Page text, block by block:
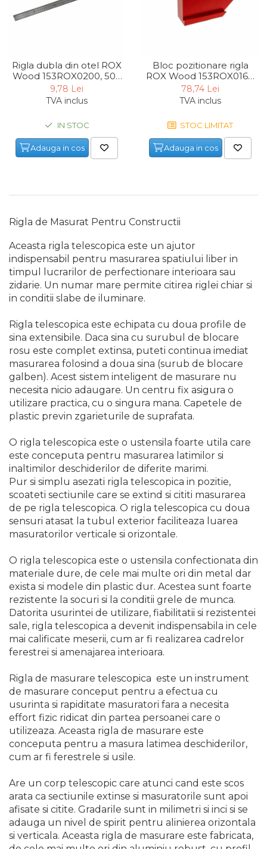
Chingi Auto & Coarde
Scule pentru coloana de
esapament
Surubelnite
Scule Tamplarie
Baroase
Set Biti
Adaptoare Pentru Biti
Indoit Tevi
Ciocane Profesionale
Clesti
Scule Electrician
Subler
Topoare & Toporisti
Sarpe Desfundat Tevi
Ruleta de Masurat
Amortizoare Hidraulice
Dalta si dornuri
Rigla de Masurat Pentru
Constructii
Scule Unelte Accesorii
Roata de Masurat
Lacate & Incuietori
Scripete Manual
Banc de lucru – tamplarie
Transpalet / carucior
transport marfa
Perie de Sarma
Capsator Manual
Poansoane Cifre & Litere
Adaptor Unghiular
Bormasina
Nicovala fierarie
Scari
Echipamente de Lucru &
Protectia Muncii
Multidetector
Rigla dubla din otel ROX
Wood 153ROX0200, 500
mm
9,78 Lei
TVA inclus
IN STOC
Adauga in cos
Bloc pozitionare rigla
ROX Wood 153ROX0162,
45°- 90°
78,74 Lei
TVA inclus
STOC LIMITAT
Adauga in cos
Rigla de Masurat Pentru Constructii
Aceasta rigla telescopica este un ajutor
indispensabil pentru masurarea spatiului liber in
timpul lucrarilor de perfectionare interioara sau
zidarie. Un numar mare permite citirea riglei chiar si
in conditii slabe de iluminare.
Rigla telescopica este echipata cu doua profile de
sina extensibile. Daca sina cu surubul de blocare
rosu este complet extinsa, puteti continua imediat
masurarea folosind a doua sina (surub de blocare
galben). Acest sistem inteligent de masurare nu
necesita nicio adaugare. Un centru fix asigura o
utilizare practica, cu o singura mana. Capetele de
plastic previn zgarieturile de suprafata.
O rigla telescopica este o ustensila foarte utila care
este conceputa pentru masurarea latimilor si
inaltimilor deschiderilor de diferite marimi.
Pur si simplu asezati rigla telescopica in pozitie,
scoateti sectiunile care se extind si cititi masurarea
de pe rigla telescopica. O rigla telescopica cu doua
sensuri atasat la tubul exterior faciliteaza luarea
masuratorilor verticale si orizontale.
O rigla telescopica este o ustensila confectionata din
materiale dure, de cele mai multe ori din metal dar
exista si modele din plastic dur. Acestea sunt foarte
rezistente la socuri si la conditii grele de munca.
Datorita usurintei de utilizare, fiabilitatii si rezistentei
sale, rigla telescopica a devenit indispensabila in cele
mai calificate meserii, cum ar fi realizarea cadrelor
ferestrei si amenajarea interioara.
Rigla de masurare telescopica este un instrument
de masurare conceput pentru a efectua cu
usurinta si rapiditate masuratori fara a necesita
effort fizic ridicat din partea persoanei care o
utilizeaza. Aceasta rigla de masurare este
conceputa pentru a masura latimea deschiderilor,
cum ar fi ferestrele si usile.
Are un corp telescopic care atunci cand este scos
arata ca sectiunile extinse si masuratorile sunt apoi
afisate si citite. Gradarile sunt in milimetri si inci si se
adauga un nivel de spirit pentru alinierea orizontala
si verticala. Aceasta rigla de masurare este fabricata,